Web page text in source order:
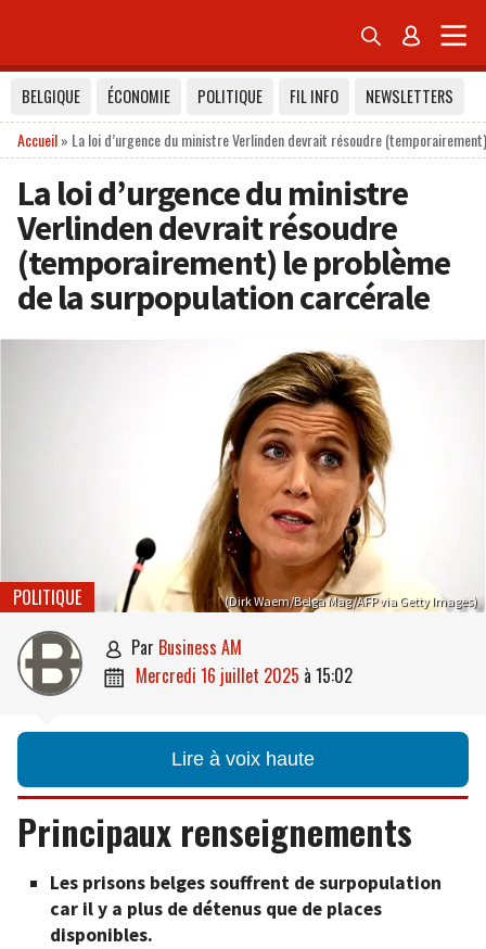
 
BELGIQUE ÉCONOMIE POLITIQUE FIL INFO
NEWSLETTERS
Accueil» La loi d’urgence du ministre Verlinden devrait résoudre
La loi d’urgence du ministre
Verlinden devrait résoudre
(temporairement) le problème
de la surpopulation carcérale
(Dirk Waem/Belga Mag/AFP via Getty Images)
POLITIQUE
 par Business AM
 mercredi 16 juillet 2025 à 15:02
Lire à voix haute
Principaux renseignements
Les prisons belges souffrent de surpopulation
car il y a plus de détenus que de places
disponibles.